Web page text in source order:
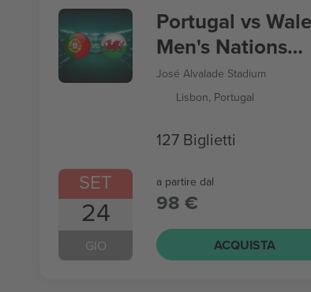
SET
24
GIO
Portugal vs
Men's Nations
League
José Alvalade Stadium
Lisbon, Portugal
127 Biglietti
a partire dal
98 €
ACQUISTA